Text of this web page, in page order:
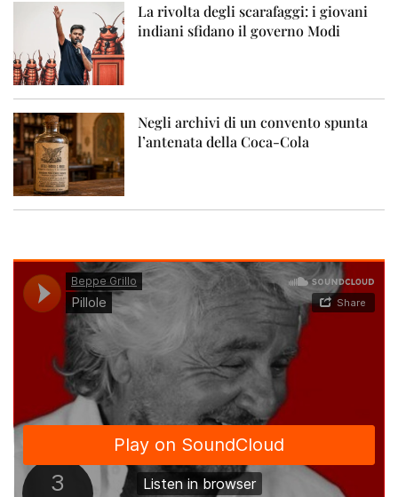
La rivolta degli scarafaggi: i giovani
indiani sfidano il governo Modi
Negli archivi di un convento spunta
l’antenata della Coca-Cola